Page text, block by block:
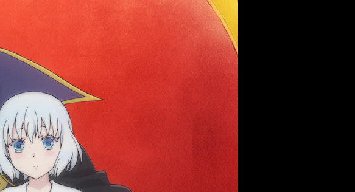
24話 配信日変更のお知らせ
【障害】映像再生における不具合に関しまして
05/14
【日本語字幕】【セリフ検索】新規追加のお知
らせ
04/28
て